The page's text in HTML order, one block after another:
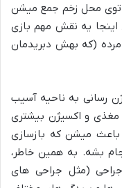
توی محل زخم جمع میشن
اینجا یه نقش مهم بازی
(که بهش دبریدمان
رسانی به ناحیه آسیب
مغذی و اکسیژن بیشتری
میشن که بازسازی
بشه. به همین خاطر،
(مثل جراحی های